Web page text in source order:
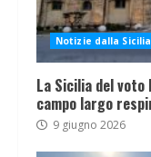
Notizie dalla Sicilia
La Sicilia del
campo largo
9 giugno 2026